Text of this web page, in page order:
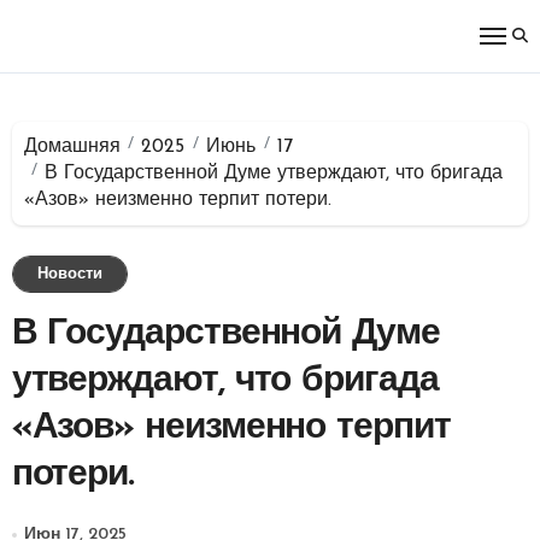
Домашняя 2025 Июнь
17
В Государственной Думе утверждают, что бригада
«Азов» неизменно терпит потери.
Новости
В Государственной Думе
утверждают, что бригада
«Азов» неизменно терпит
потери.
Июн 17, 2025